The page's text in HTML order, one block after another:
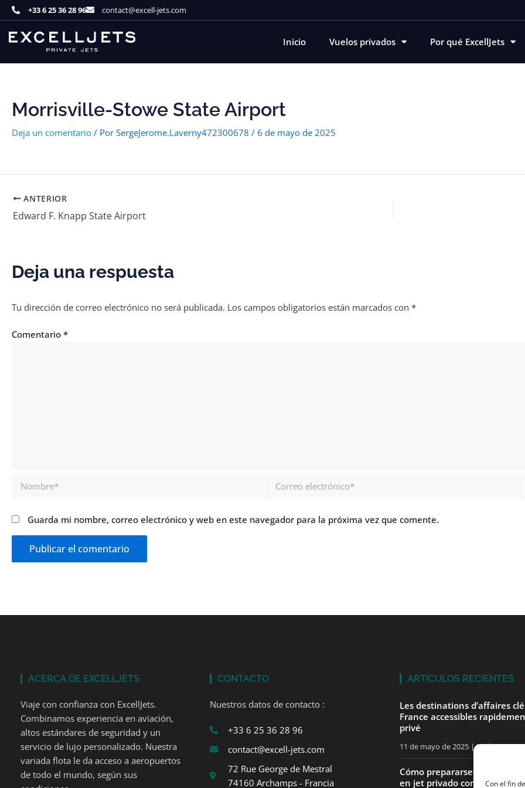
Con el fin
al
contenido
+33 6 25 36 28 96 contact@excell-jets.com
Inicio Vuelos privados Por qué ExcellJets
Morrisville-Stowe State Airport
Deja un comentario / Por SergeJerome.Laverny472300678 / 6 de mayo de 2025
ANTERIOR
Edward F. Knapp State Airport
Deja una respuesta
Tu dirección de correo electrónico no será publicada. Los campos obligatorios están marcados con *
Comentario *
Nombre*
Correo
Guarda mi nombre, correo electrónico y web en este navegador para la próxima vez que comente.
ACERCA DE EXCELLJETS
Viaje con confianza con ExcellJets.
Combinamos experiencia en aviación,
altos estándares de seguridad y un
servicio de lujo personalizado. Nuestra
variada flota le da acceso a aeropuertos
de todo el mundo, según sus
CONTACTO
Nuestros datos de contacto :
+33 6 25 36 28 96
contact@excell-jets.com
72 Rue George de Mestral
74160 Archamps - Francia
ARTÍCULOS RECIENTES
Les destinations d’affaires
France accessibles
privé
11 de mayo de 2025 No hay
Cómo prepararse para su
en jet privado con ExcellJets